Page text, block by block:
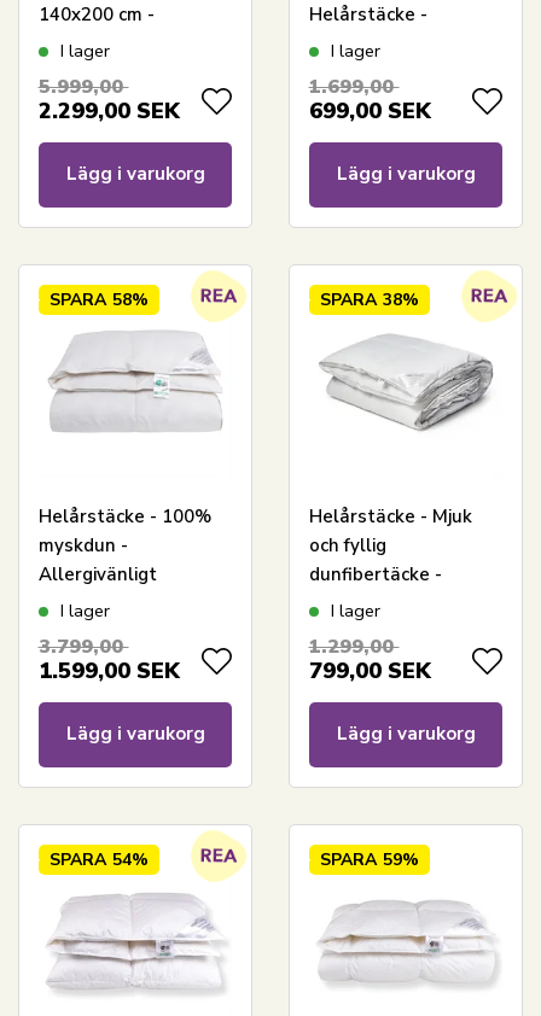
140x200 cm -
Nordstrand Home
bomullssatinöverdrag
I lager
5.999,00
2.299,00 SEK
Lägg i varukorg
Helårstäcke -
140x200 cm - Lätt
täcke - Nordstrand
I lager
1.699,00
699,00 SEK
Lägg i varukorg
SPARA 58%
Helårstäcke - 100%
myskdun -
Allergivänligt
duntäcke - 140x200
Home täcke
I lager
3.799,00
1.599,00 SEK
Lägg i varukorg
SPARA 38%
Helårstäcke - Mjuk
och fyllig
dunfibertäcke -
140x200 cm -
allergivänligt
I lager
1.299,00
799,00 SEK
Lägg i varukorg
SPARA 54% SPARA 59%